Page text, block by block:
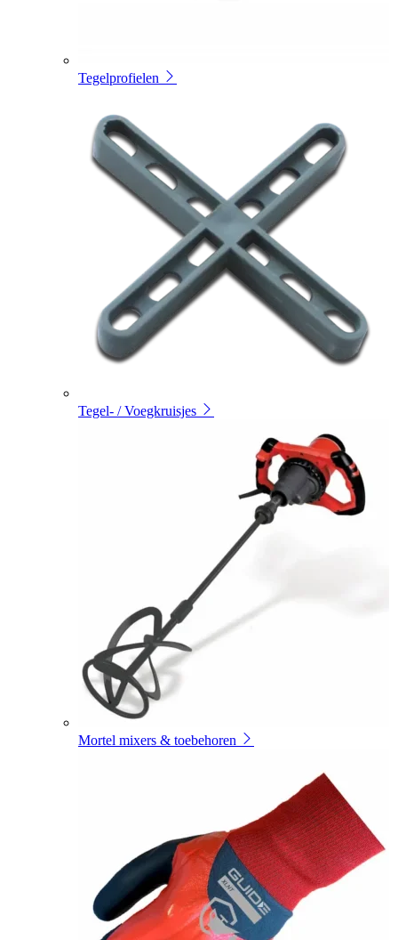
Tegelprofielen
Tegel- / Voegkruisjes
Mortel mixers & toebehoren